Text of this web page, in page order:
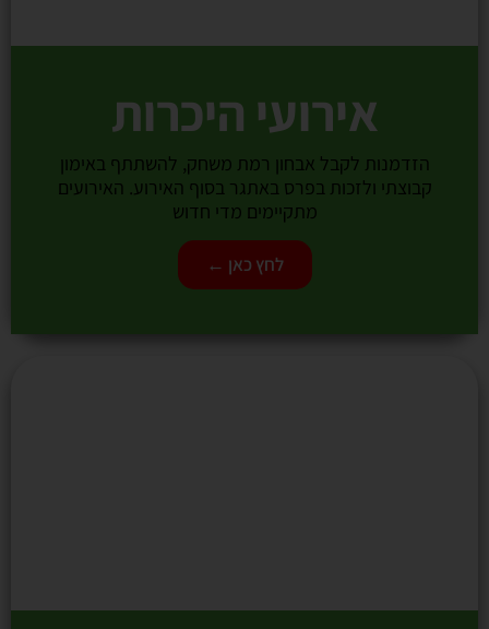
אירועי היכרות
הזדמנות לקבל אבחון רמת משחק, להשתתף באימון
קבוצתי ולזכות בפרס באתגר בסוף האירוע. האירועים
מתקיימים מדי חדוש
לחץ כאן ←